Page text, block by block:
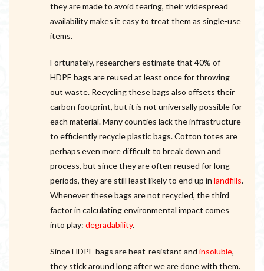
they are made to avoid tearing, their widespread
availability makes it easy to treat them as single-use
items.
Fortunately, researchers estimate that 40% of
HDPE bags are reused at least once for throwing
out waste. Recycling these bags also offsets their
carbon footprint, but it is not universally possible for
each material. Many counties lack the infrastructure
to efficiently recycle plastic bags. Cotton totes are
perhaps even more difficult to break down and
process, but since they are often reused for long
periods, they are still least likely to end up in landfills.
Whenever these bags are not recycled, the third
factor in calculating environmental impact comes
into play: degradability.
Since HDPE bags are heat-resistant and insoluble,
they stick around long after we are done with them.